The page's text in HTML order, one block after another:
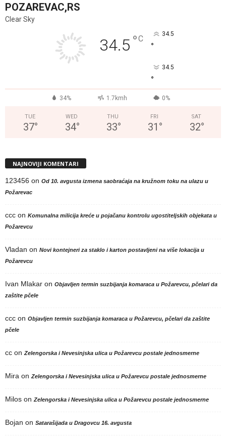
POZAREVAC,RS
Clear Sky
34.5 °C 34.5
°
34.5
°
34% 1.7kmh 0%
TUE
37°
WED
34°
THU
33°
FRI
31 °
SAT
32°
NAJNOVIJI KOMENTARI
123456 on Od 10. avgusta izmena saobraćaja na kružnom toku na ulazu u
Požarevac
ccc on Komunalna milicija kreće u pojačanu kontrolu ugostiteljskih objekata u
Požarevcu
Vladan on Novi kontejneri za staklo i karton postavljeni na više lokacija u
Požarevcu
Ivan Mlakar on Objavljen termin suzbijanja komaraca u Požarevcu, pčelari da
zaštite pčele
ccc on Objavljen termin suzbijanja komaraca u Požarevcu, pčelari da zaštite
pčele
cc on Zelengorska i Nevesinjska ulica u Požarevcu postale jednosmerne
Mira on Zelengorska i Nevesinjska ulica u Požarevcu postale jednosmerne
Milos on Zelengorska i Nevesinjska ulica u Požarevcu postale jednosmerne
Bojan on Satarašijada u Dragovcu 16. avgusta